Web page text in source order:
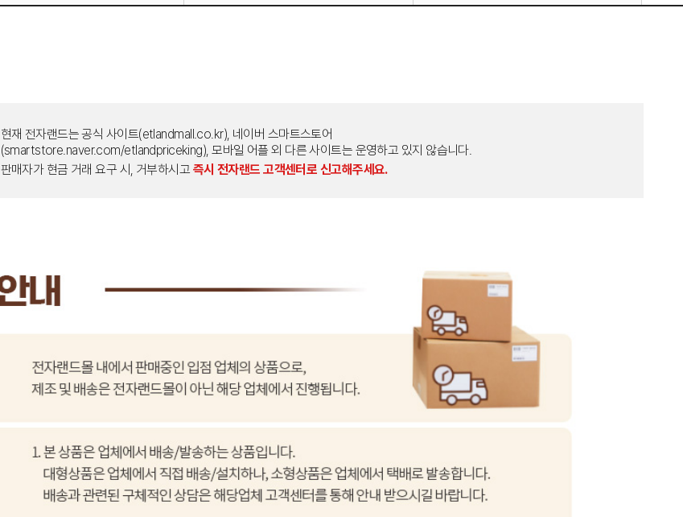
현재 전자랜드는 공식 사이트(etlandmall.co.kr), 네이버 스마트스토어
(smartstore.naver.com/etlandpriceking), 모바일 어플 외 다른 사이트는 운영하고 있지 않습니다.
판매자가 현금 거래 요구 시, 거부하시고 즉시 전자랜드 고객센터로 신고해주세요.